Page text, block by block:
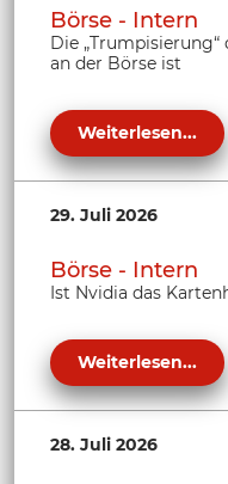
Börse - Intern
Die „Trumpisierung“
an der Börse ist
Weiterlesen...
29. Juli 2026
Börse - Intern
Ist Nvidia das
Weiterlesen...
28. Juli 2026